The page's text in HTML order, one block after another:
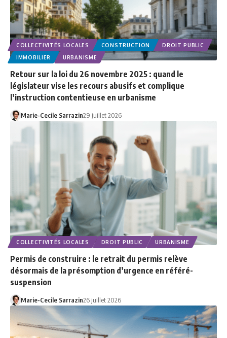
COLLECTIVITÉS LOCALES CONSTRUCTION
DROIT PUBLIC
IMMOBILIER
URBANISME
Retour sur la loi du 26 novembre 2025 : quand le
législateur vise les recours abusifs et complique
l’instruction contentieuse en urbanisme
Marie-Cecile Sarrazin29 juillet 2026
COLLECTIVITÉS LOCALES DROIT PUBLIC URBANISME
Permis de construire : le retrait du permis relève
désormais de la présomption d’urgence en référé-
suspension
Marie-Cecile Sarrazin26 juillet 2026